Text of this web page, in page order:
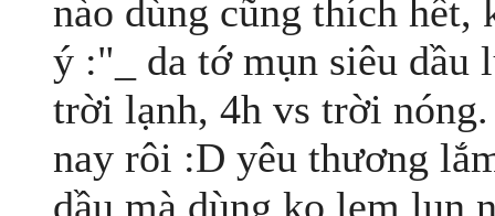
nào dùng cũng thích hết,
ý :"_ da tớ mụn siêu dầu
trời lạnh, 4h vs trời
nay rôi :D yêu thương
dầu mà dùng ko lem lun